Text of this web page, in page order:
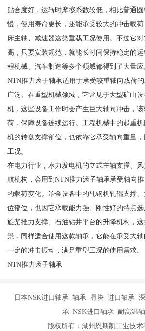
贴合度好，运转时摩擦系数较低，相比普通
慢，使用寿命更长，还能承受较大的冲击载
床主轴、减速器这类重载工况使用。不过它
高，只要安装规范，就能长时间保持稳定的
程机械、汽车制造等多个领域都得到了大量应
NTN推力滚子轴承适用于承受较重轴向载荷
广泛。在重型机械领域，它常见于大型矿山
机，这些设备工作时会产生巨大轴向冲击，
荷，保障设备连续运行。工程机械中的起重
机的转盘支撑部位，也依靠它承受轴向重量
工况。
在电力行业，水力发电机的立式主轴支撑、
航机构，会用到NTN推力滚子轴承承受轴向
的载荷变化。冶金设备中的轧钢机轧辊支撑
位部位，也因它承载能力强、刚性好的特点
旋桨推力支撑、石油钻井平台的升降机构，
景，同样适合使用这款轴承，它能在承受大
一定的冲击振动，满足重型工况的使用需求。
NTN推力滚子轴承
日本NSK进口轴承 轴承 滑块 进口轴承
承 NSK进口轴承 耐高温
版权所有：湖州恩斯凯工业技术